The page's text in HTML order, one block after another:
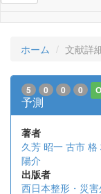
ホーム 文献詳
5 0 0 0
予測
著者
久芳 昭一 古市 格
陽介
出版者
西日本整形・災